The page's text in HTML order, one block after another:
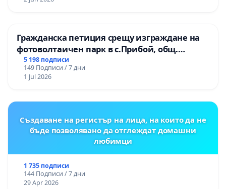
Гражданска петиция срещу изграждане на
фотоволтаичен парк в с.Прибой, общ.
Радомир
5 198 подписи
149 Подписи / 7 дни
1 Jul 2026
Създаване на регистър на лица, на които да не
бъде позволявано да отглеждат домашни
любимци
1 735 подписи
144 Подписи / 7 дни
29 Apr 2026